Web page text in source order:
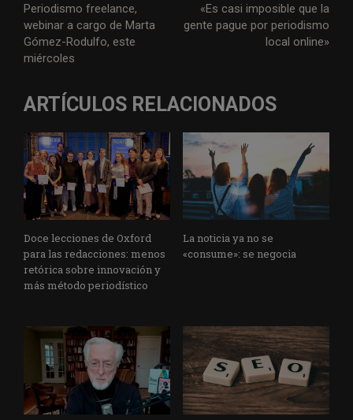
Periodismo freelance,
webinar a cargo de Marta
Gómez-Rodulfo, este
miércoles
«Es casi imposible que la
gente pague por periodismo
local online»
ARTÍCULOS RELACIONADOS
Doce lecciones de Oxford
para las redacciones: menos
retórica sobre innovación y
más método periodístico
La noticia ya no se
«consume»: se negocia